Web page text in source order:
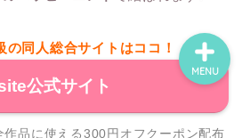
の同人総合サイトはココ！
公式サイト
品に使える300円オフクーポン配布
MENU